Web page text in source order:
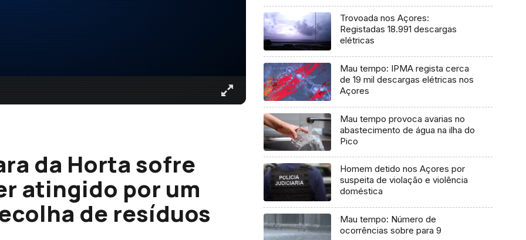
da Horta sofre
atingido por um
de resíduos
Trovoada nos Açores:
Registadas 18.991 descargas
elétricas
Mau tempo: IPMA regista cerca
de 19 mil descargas elétricas nos
Açores
Mau tempo provoca avarias no
abastecimento de água na ilha do
Pico
Homem detido nos Açores por
suspeita de violação e violência
doméstica
Mau tempo: Número de
ocorrências sobre para 9